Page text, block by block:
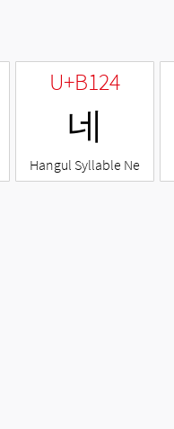
U+B124
네
Hangul Syllable Ne